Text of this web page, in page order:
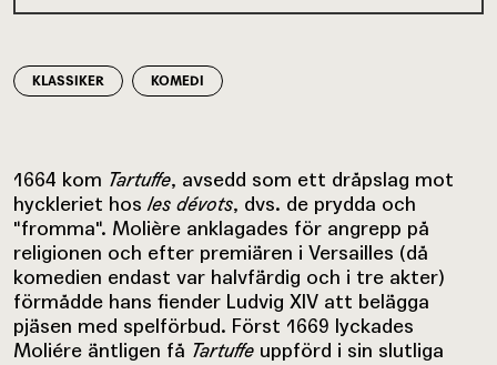
KLASSIKER KOMEDI
1664 kom Tartuffe, avsedd som ett dråpslag mot
hyckleriet hosles dévots, dvs. de prydda och
"fromma". Molière anklagades för angrepp på
religionen och efter premiären i Versailles (då
komedien endast var halvfärdig och i tre akter)
förmådde hans fiender Ludvig XIV att belägga
pjäsen med spelförbud. Först 1669 lyckades
Moliére äntligen få Tartuffe uppförd i sin slutliga